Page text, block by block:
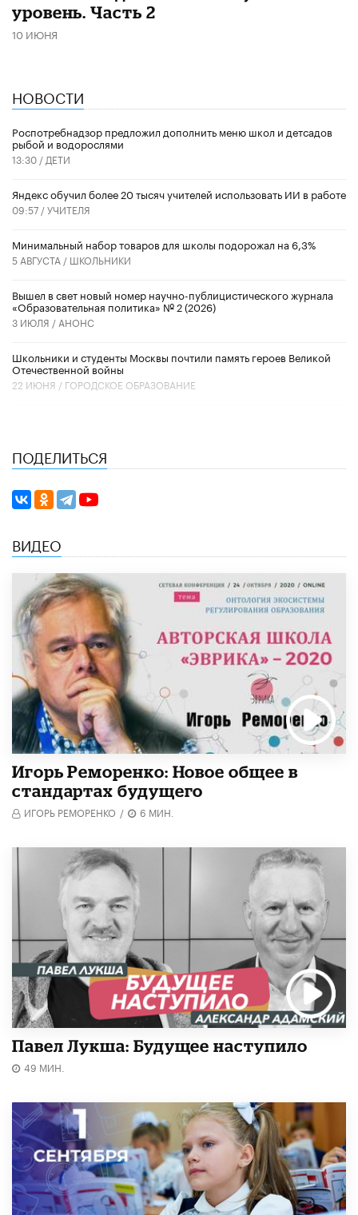
уровень. Часть 2
10 ИЮНЯ
НОВОСТИ
Роспотребнадзор предложил дополнить меню школ и детсадов
рыбой и водорослями
13:30 / ДЕТИ
​Яндекс обучил более 20 тысяч учителей использовать ИИ в работе
09:57 /УЧИТЕЛЯ
Минимальный набор товаров для школы подорожал на 6,3%
5 АВГУСТА / ШКОЛЬНИКИ
Вышел в свет новый номер научно-публицистического журнала
«Образовательная политика» № 2 (2026)
3 ИЮЛЯ / АНОНС
Школьники и студенты Москвы почтили память героев Великой
Отечественной войны
22 ИЮНЯ / ГОРОДСКОЕ ОБРАЗОВАНИЕ
ПОДЕЛИТЬСЯ
ВИДЕО
Игорь Реморенко: Новое общее в
стандартах будущего
ИГОРЬ РЕМОРЕНКО / 6 МИН.
Павел Лукша: Будущее наступило
49 МИН.